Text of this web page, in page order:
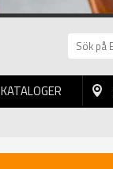
KATALOGER